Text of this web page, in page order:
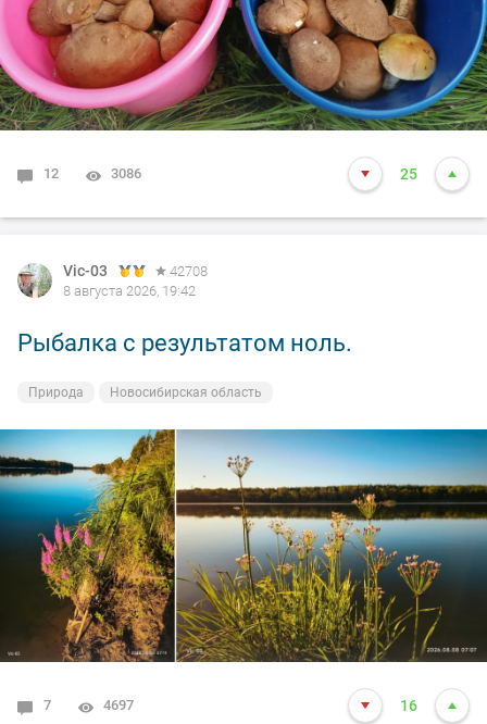
12 3086 25
Vic-03
42708
8 августа 2026, 19:42
Рыбалка с результатом ноль.
Природа Новосибирская область
7 4697 16